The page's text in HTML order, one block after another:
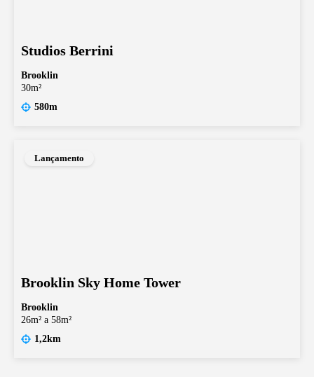
Studios Berrini
Brooklin
30m²
580m
Lançamento
Brooklin Sky Home Tower
Brooklin
26m² a 58m²
1,2km